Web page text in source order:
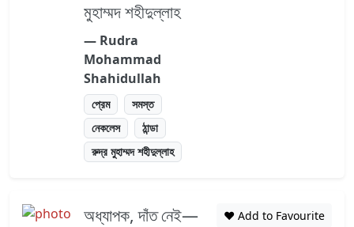
মুহাম্মদ শহীদুল্লাহ
― Rudra
Mohammad
Shahidullah
প্রেম
সমস্ত
নেকলেস
ঠান্ডা
রুদ্র মুহাম্মদ শহীদুল্লাহ
অধ্যাপক, দাঁত নেই—
❤️ Add to Favourite